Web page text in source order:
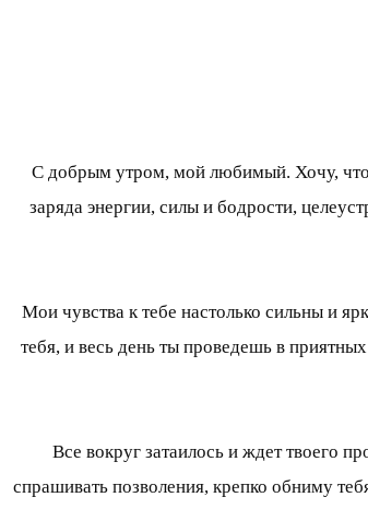
С добрым утром, мой любимый. Хочу,
заряда энергии, силы и бодрости,
Мои чувства к тебе настолько сильны и
тебя, и весь день ты проведешь в
Все вокруг затаилось и ждет твоего
спрашивать позволения, крепко обниму